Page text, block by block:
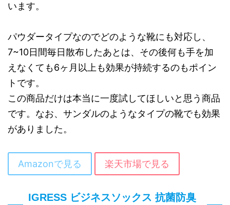
います。
パウダータイプなのでどのような靴にも対応し、
7~10日間毎日散布したあとは、その後何も手を加
えなくても6ヶ月以上も効果が持続するのもポイン
トです。
この商品だけは本当に一度試してほしいと思う商品
です。なお、サンダルのようなタイプの靴でも効果
がありました。
Amazonで見る 楽天市場で見る
IGRESS ビジネスソックス 抗菌防臭